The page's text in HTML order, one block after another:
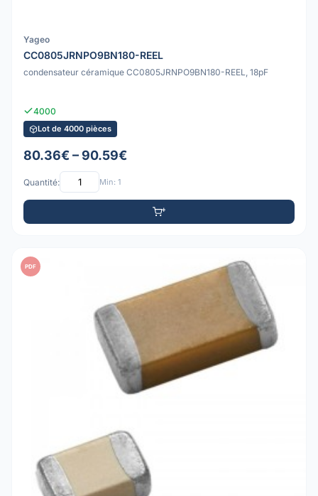
Yageo
CC0805JRNPO9BN180-REEL
condensateur céramique CC0805JRNPO9BN180-REEL, 18pF
4000
Lot de 4000 pièces
80.36€ – 90.59€
Quantité: Min: 1
PDF